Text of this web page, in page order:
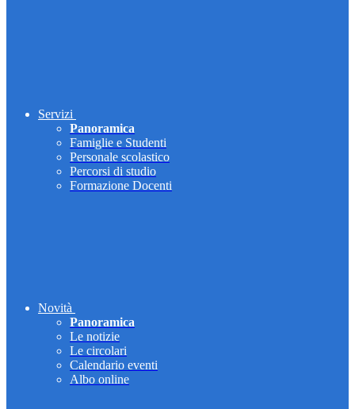
Servizi
Panoramica
Famiglie e Studenti
Personale scolastico
Percorsi di studio
Formazione Docenti
Novità
Panoramica
Le notizie
Le circolari
Calendario eventi
Albo online